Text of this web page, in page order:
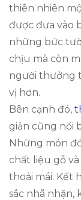
thiên nhiên
được đưa vào
những bức
chịu mà còn
người thưởng
vị hơn.
Bên cạnh đó,
giản cũng nổi
Những món
chất liệu gỗ
thoải mái. Kết
sắc nhã nhặn,